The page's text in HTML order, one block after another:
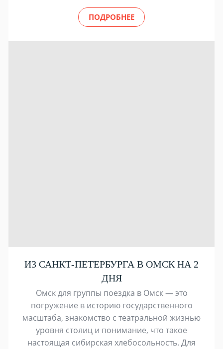
ПОДРОБНЕЕ
ИЗ САНКТ-ПЕТЕРБУРГА В ОМСК НА 2
ДНЯ
Омск для группы поездка в Омск — это
погружение в историю государственного
масштаба, знакомство с театральной жизнью
уровня столиц и понимание, что такое
настоящая сибирская хлебосольность. Для